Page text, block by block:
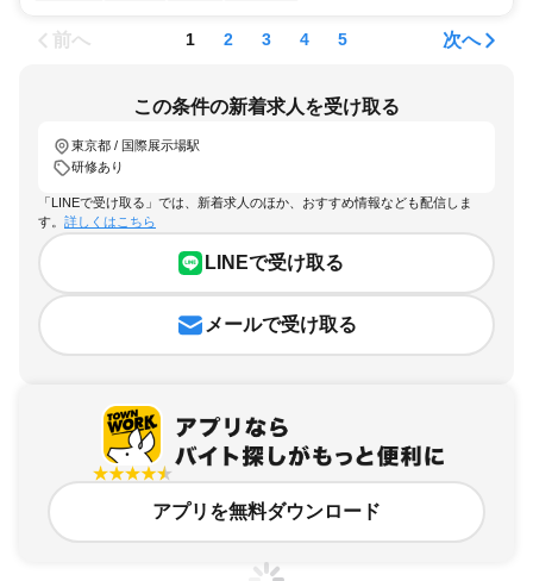
前へ 1 2 3 4 5 次へ
この条件の新着求人を受け取る
東京都 / 国際展示場駅
研修あり
「LINEで受け取る」では、新着求人のほか、おすすめ情報なども配信しま
す。 詳しくはこちら
LINEで受け取る
メールで受け取る
アプリを無料ダウンロード